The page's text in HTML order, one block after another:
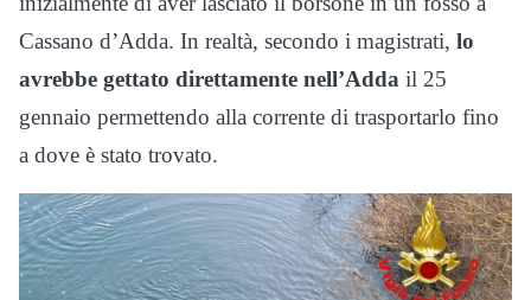
Cassano d’Adda. In realtà, secondo i magistrati, lo
avrebbe gettato direttamente nell’Adda il 25
gennaio permettendo alla corrente di trasportarlo fino
a dove è stato trovato.